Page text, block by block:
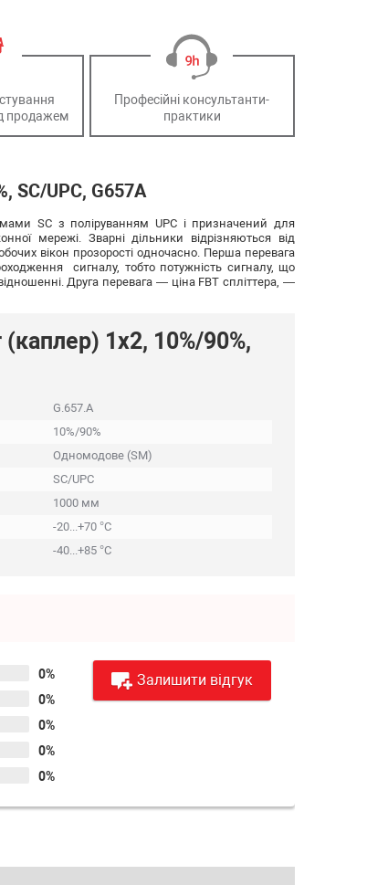
продажем
Професійні консультанти-
практики
SC/UPC, G657A
SC з поліруванням UPC і призначений для
мережі. Зварні дільники відрізняються від
вікон прозорості одночасно. Перша перевага
сигналу, тобто потужність сигналу, що
Друга перевага — ціна FBT спліттера, —
1x2, 10%/90%,
G.657.A
10%/90%
Одномодове (SM)
SC/UPC
1000 мм
-20...+70 °C
-40...+85 °C
0%
0%
0%
0%
0%
Залишити відгук